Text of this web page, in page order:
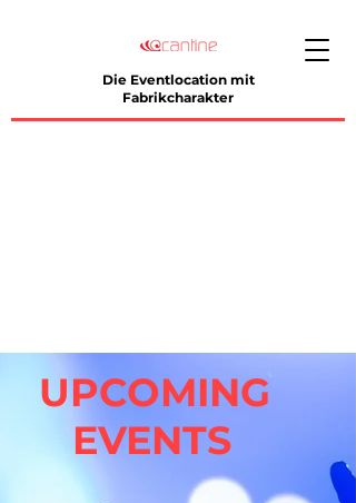
Die Eventlocation mit
Fabrikcharakter
UPCOMING
EVENTS